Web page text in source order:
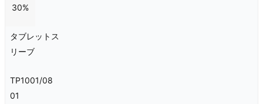
30%
タブレットス
リーブ
TP1001/08
01